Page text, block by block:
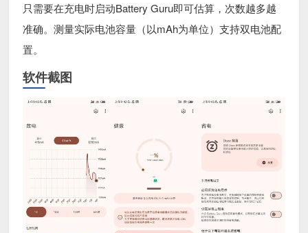
只需要在充电时启动Battery Guru即可估算，次数越多越
准确。测量实际电池容量（以mAh为单位）支持双电池配
置。
软件截图